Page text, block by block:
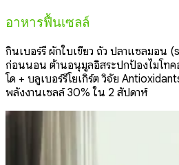
อาหารฟื้นเซลล์
กินเบอร์รี่ ผักใบเขียว ถั่ว ปลาแซลมอน
ก่อนนอน ต้านอนุมูลอิสระปกป้องไมโทค
โด + บลูเบอร์รี่โยเกิร์ต วิจัย
พลังงานเซลล์ 30% ใน 2 สัปดาห์